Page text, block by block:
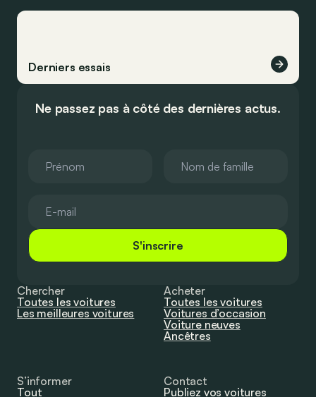
Derniers essais
Ne passez pas à côté des dernières actus.
S'inscrire
Chercher
Toutes les voitures
Les meilleures voitures
Acheter
Toutes les voitures
Voitures d’occasion
Voiture neuves
Ancêtres
S’informer
Tout
Contact
Publiez vos voitures